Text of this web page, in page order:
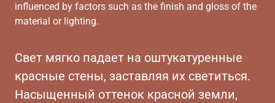
influenced by factors such as the finish and gloss of the
material or lighting.
Свет мягко падает на оштукатуренные
красные стены, заставляя их светиться.
Насыщенный оттенок красной земли,